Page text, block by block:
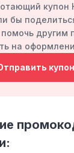
купон
бы
другим
на
купон